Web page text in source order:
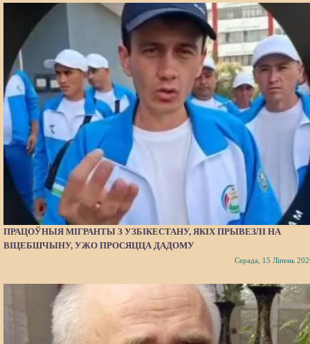
ПРАЦОЎНЫЯ МІГРАНТЫ З УЗБІКЕСТАНУ, ЯКІХ ПРЫВЕЗЛІ НА
ВІЦЕБШЧЫНУ, УЖО ПРОСЯЦЦА ДАДОМУ
Серада, 15 Ліпень